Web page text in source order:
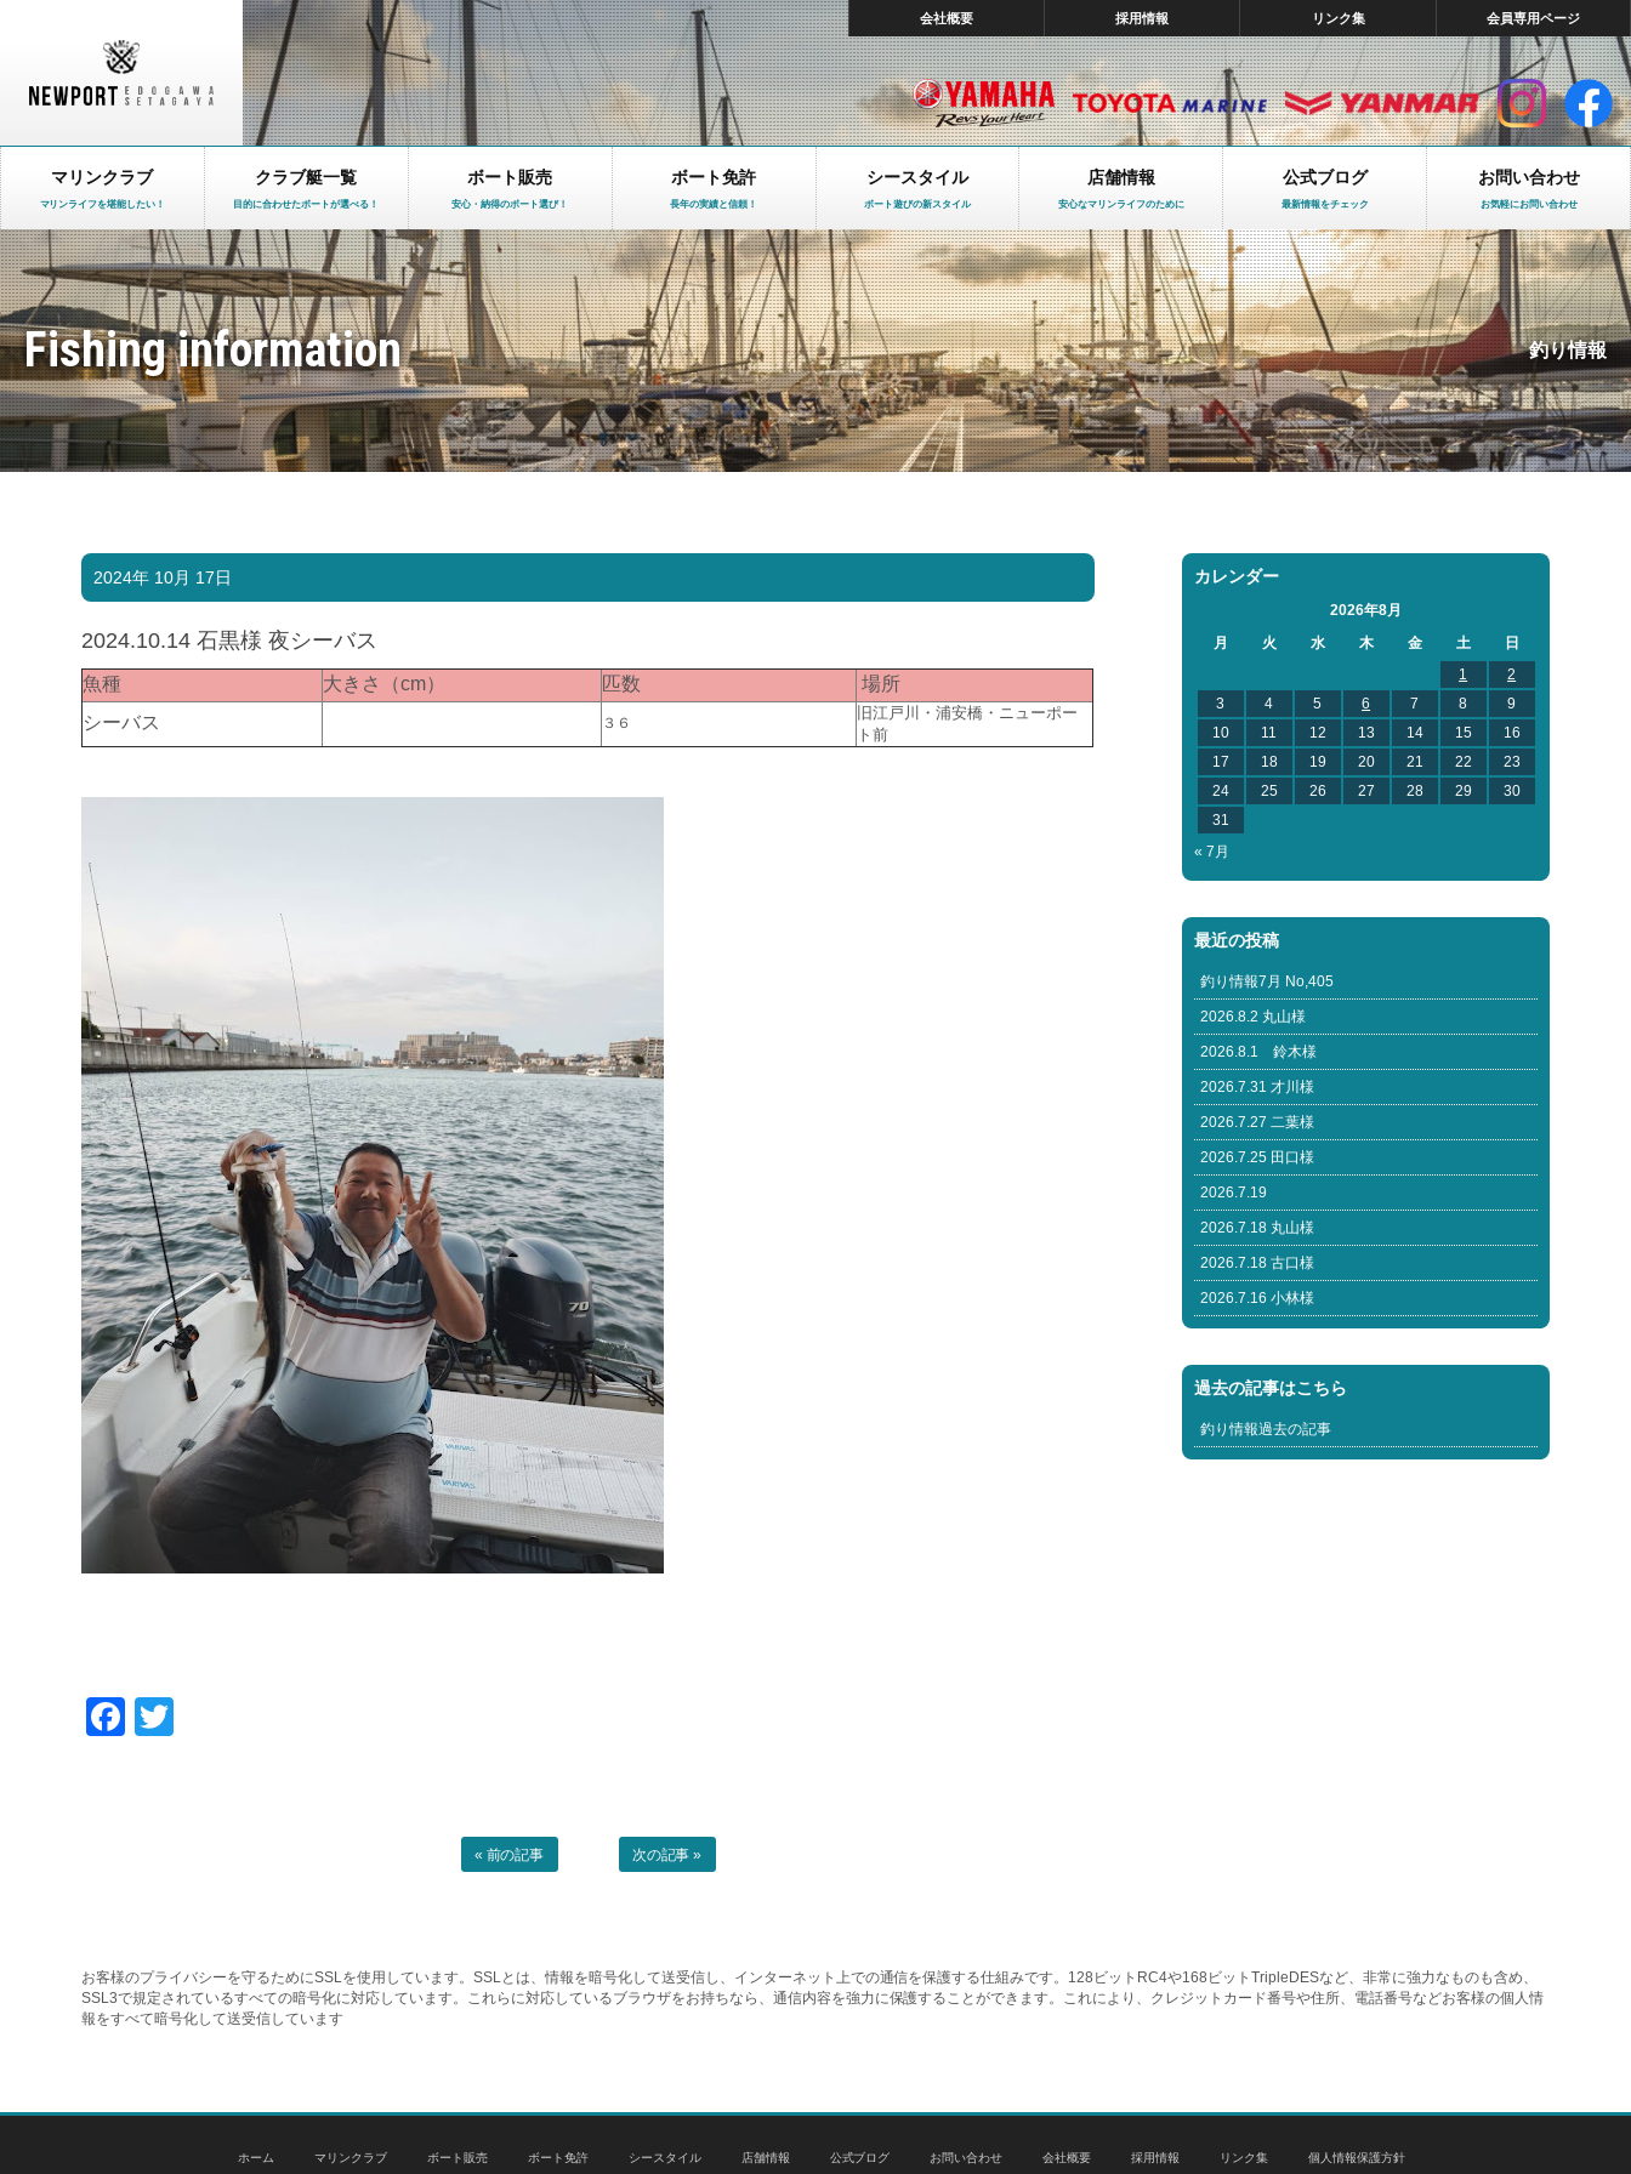
会社概要 採用情報 リンク集 会員専用ページ
マリンクラブ
マリンライフを堪能したい！
クラブ艇一覧
目的に合わせたボートが選べる！
ボート販売
安心・納得のボート選び！
ボート免許
長年の実績と信頼！
シースタイル
ボート遊びの新スタイル
店舗情報
安心なマリンライフのために
公式ブログ
最新情報をチェック
お問い合わせ
お気軽にお問い合わせ
Fishing information 釣り情報
2024年 10月 17日
2024.10.14 石黒様 夜シーバス
魚種 大きさ（cm） 匹数
場所
シーバス
３６
旧江戸川・浦安橋・ニューポー
ト前
Facebook
« 前の記事 次の記事 »
カレンダー
2026年8月
月
火 水 木 金 土
日
1
2
3
4 5 6 7 8
9
10
11 12 13 14 15
16
17
18 19 20 21 22
23
24
25 26 27 28 29
30
31
« 7月
最近の投稿
釣り情報7月 No,405
2026.8.2 丸山様
2026.8.1 鈴木様
2026.7.31 才川様
2026.7.27 二葉様
2026.7.25 田口様
2026.7.19
2026.7.18 丸山様
2026.7.18 古口様
2026.7.16 小林様
過去の記事はこちら
釣り情報過去の記事
お客様のプライバシーを守るためにSSLを使用しています。SSLとは、情報を暗号化して送受信し、インターネット上での通信を保護する仕組みです。128ビットRC4や168ビットTripleDESなど、非常に強力なものも含め、
SSL3で規定されているすべての暗号化に対応しています。これらに対応しているブラウザをお持ちなら、通信内容を強力に保護することができます。これにより、クレジットカード番号や住所、電話番号などお客様の個人情
報をすべて暗号化して送受信しています
ホーム マリンクラブ ボート販売 ボート免許 シースタイル 店舗情報 公式ブログ お問い合わせ 会社概要 採用情報 リンク集 個人情報保護方針